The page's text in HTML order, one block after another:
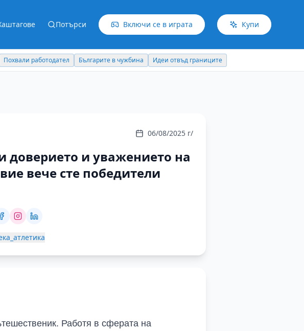
Потърси Включи се в играта Купи
Похвали работодател Българите в чужбина Идеи отвъд границите
06/08/2025 г/
доверието и уважението на
вече сте победители
Работя в сферата на